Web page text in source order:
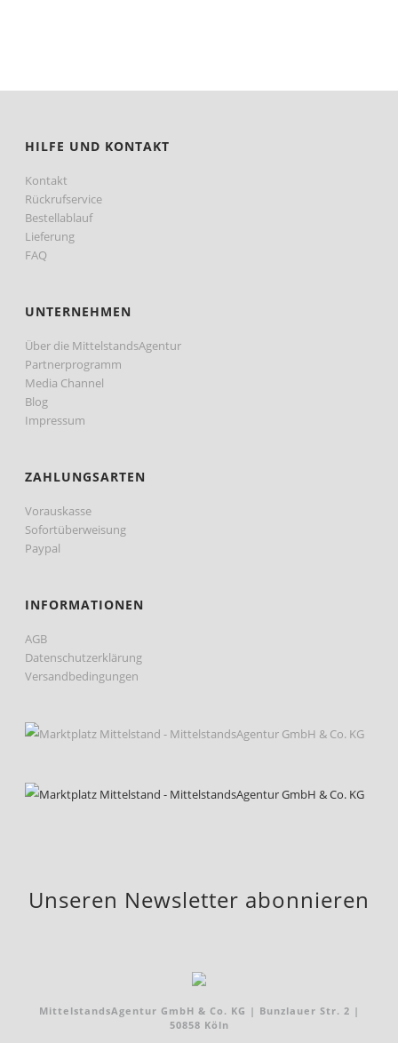
HILFE UND KONTAKT
Kontakt
Rückrufservice
Bestellablauf
Lieferung
FAQ
UNTERNEHMEN
Über die MittelstandsAgentur
Partnerprogramm
Media Channel
Blog
Impressum
ZAHLUNGSARTEN
Vorauskasse
Sofortüberweisung
Paypal
INFORMATIONEN
AGB
Datenschutzerklärung
Versandbedingungen
Unseren Newsletter abonnieren
MittelstandsAgentur GmbH & Co. KG | Bunzlauer Str. 2 |
50858 Köln